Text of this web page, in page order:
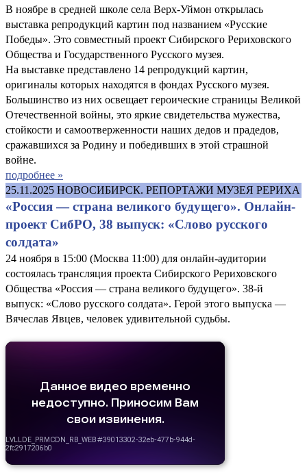
В ноябре в средней школе села Верх-Уймон открылась
выставка репродукций картин под названием «Русские
Победы». Это совместный проект Сибирского Рериховского
Общества и Государственного Русского музея.
На выставке представлено 14 репродукций картин,
оригиналы которых находятся в фондах Русского музея.
Большинство из них освещает героические страницы Великой
Отечественной войны, это яркие свидетельства мужества,
стойкости и самоотверженности наших дедов и прадедов,
сражавшихся за Родину и победивших в этой страшной
войне.
подробнее »
25.11.2025 НОВОСИБИРСК. РЕПОРТАЖИ МУЗЕЯ РЕРИХА
«Россия — страна великого будущего». Онлайн-
проект СибРО, 38 выпуск: «Слово русского
солдата»
24 ноября в 15:00 (Москва 11:00) для онлайн-аудитории
состоялась трансляция проекта Сибирского Рериховского
Общества «Россия — страна великого будущего». 38-й
выпуск: «Слово русского солдата». Герой этого выпуска —
Вячеслав Явцев, человек удивительной судьбы.